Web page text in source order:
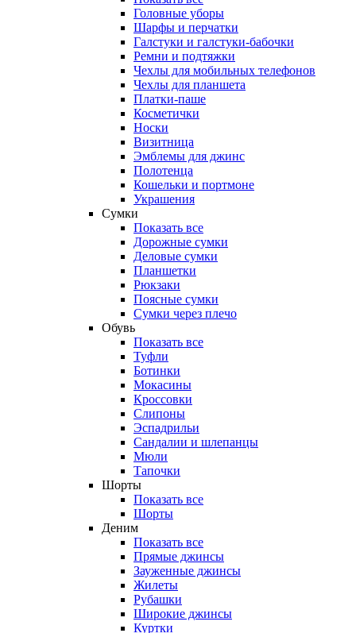
Головные уборы
Шарфы и перчатки
Галстуки и галстуки-бабочки
Ремни и подтяжки
Чехлы для мобильных телефонов
Чехлы для планшета
Платки-паше
Косметички
Носки
Визитница
Эмблемы для джинс
Полотенца
Кошельки и портмоне
Украшения
Сумки
Показать все
Дорожные сумки
Деловые сумки
Планшетки
Рюкзаки
Поясные сумки
Сумки через плечо
Обувь
Показать все
Туфли
Ботинки
Мокасины
Кроссовки
Слипоны
Эспадрильи
Сандалии и шлепанцы
Мюли
Тапочки
Шорты
Показать все
Шорты
Деним
Показать все
Прямые джинсы
Зауженные джинсы
Жилеты
Рубашки
Широкие джинсы
Куртки